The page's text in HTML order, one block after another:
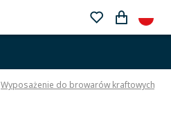
Wyposażenie do browarów kraftowych